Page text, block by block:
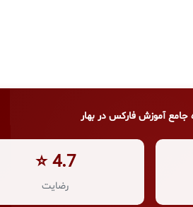
جامع آموزش فارکس در بهار
4.7 ⭐
رضایت